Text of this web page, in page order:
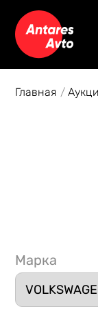
Главная
Марка